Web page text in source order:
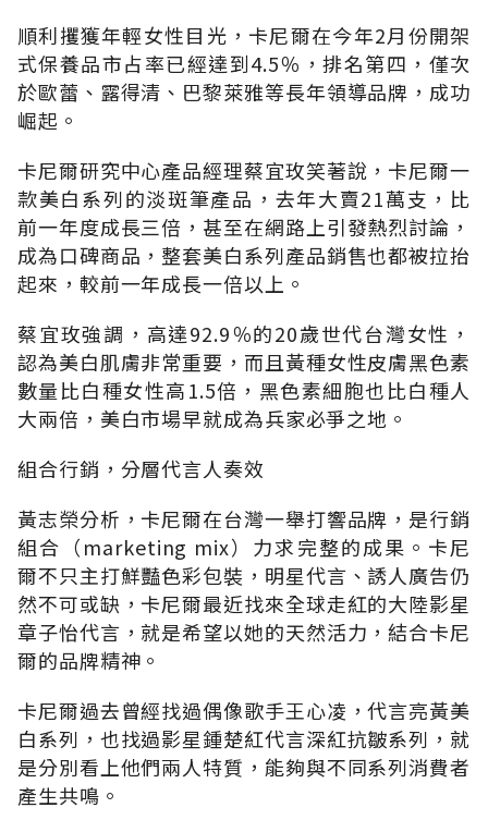
順利攫獲年輕女性目光，卡尼爾在今年2月份開架
式保養品市占率已經達到4.5％，排名第四，僅次
於歐蕾、露得清、巴黎萊雅等長年領導品牌，成功
崛起。
卡尼爾研究中心產品經理蔡宜玫笑著說，卡尼爾一
款美白系列的淡斑筆產品，去年大賣21萬支，比
前一年度成長三倍，甚至在網路上引發熱烈討論，
成為口碑商品，整套美白系列產品銷售也都被拉抬
起來，較前一年成長一倍以上。
蔡宜玫強調，高達92.9％的20歲世代台灣女性，
認為美白肌膚非常重要，而且黃種女性皮膚黑色素
數量比白種女性高1.5倍，黑色素細胞也比白種人
大兩倍，美白市場早就成為兵家必爭之地。
組合行銷，分層代言人奏效
黃志榮分析，卡尼爾在台灣一舉打響品牌，是行銷
組合（marketing mix）力求完整的成果。卡尼
爾不只主打鮮豔色彩包裝，明星代言、誘人廣告仍
然不可或缺，卡尼爾最近找來全球走紅的大陸影星
章子怡代言，就是希望以她的天然活力，結合卡尼
爾的品牌精神。
卡尼爾過去曾經找過偶像歌手王心凌，代言亮黃美
白系列，也找過影星鍾楚紅代言深紅抗皺系列，就
是分別看上他們兩人特質，能夠與不同系列消費者
產生共鳴。